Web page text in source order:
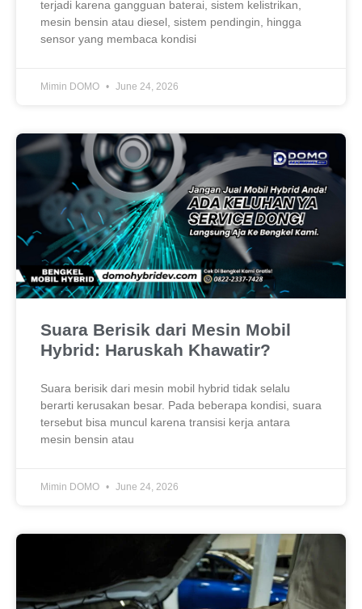
terjadi karena gangguan baterai, sistem kelistrikan,
mesin bensin atau diesel, sistem pendingin, hingga
sensor yang membaca kondisi
Mimin DOMO June 24, 2026
Suara Berisik dari Mesin Mobil
Hybrid: Haruskah Khawatir?
Suara berisik dari mesin mobil hybrid tidak selalu
berarti kerusakan besar. Pada beberapa kondisi, suara
tersebut bisa muncul karena transisi kerja antara
mesin bensin atau
Mimin DOMO June 24, 2026